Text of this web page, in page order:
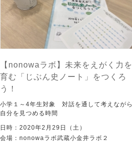
【nonowaラボ】未来をえがく力を
育む「じぶん史ノート」をつくろ
う！
小学１～4年生対象 対話を通して考えながら
自分を見つめる時間
日時：2020年2月29日（土）
会場：nonowaラボ武蔵小金井ラボ２